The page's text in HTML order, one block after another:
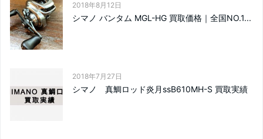
2018年8月12日
シマノ バンタム MGL-HG 買取価格｜全国NO.1...
2018年7月27日
シマノ 真鯛ロッド炎月ssB610MH-S 買取実績